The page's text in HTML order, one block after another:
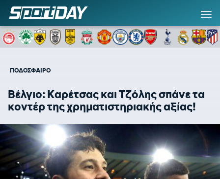
ΠΟΔΟΣΦΑΙΡΟ
Βέλγιο: Καρέτσας και Τζόλης σπάνε τα
κοντέρ της χρηματιστηριακής αξίας!